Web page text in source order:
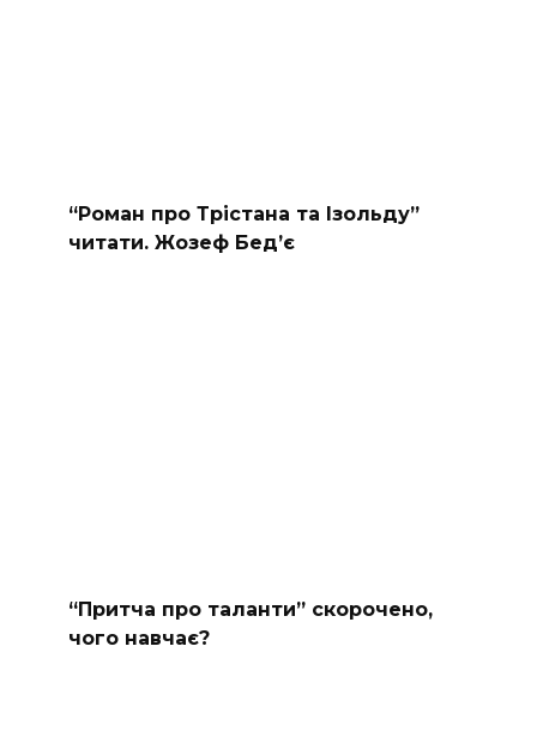
“Роман про Трістана та Ізольду”
читати. Жозеф Бед’є
“Притча про таланти” скорочено,
чого навчає?